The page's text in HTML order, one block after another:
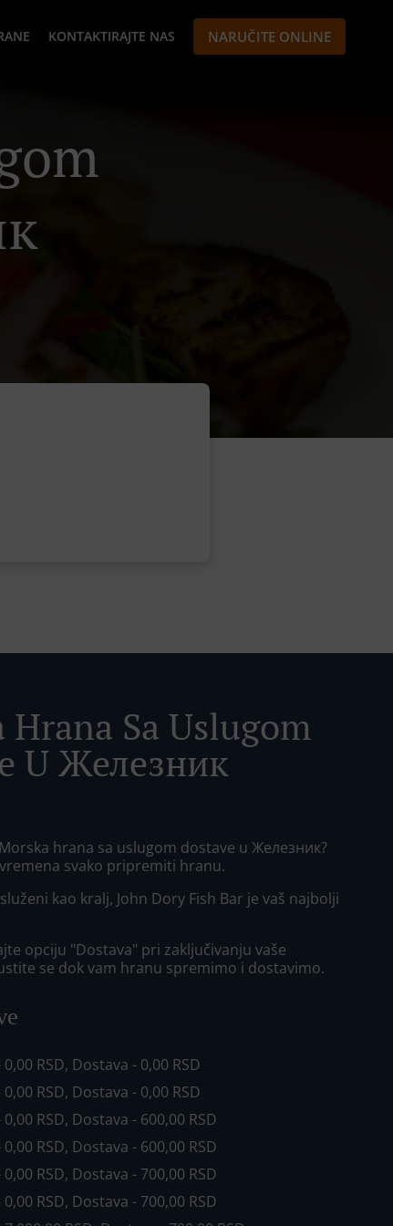
KONTAKTIRAJTE NAS NARUČITE ONLINE
Hrana Sa Uslugom
U Железник
hrana sa uslugom dostave u Железник?
svako pripremiti hranu.
kao kralj, John Dory Fish Bar je vaš najbolji
opciju "Dostava" pri zaključivanju vaše
se dok vam hranu spremimo i dostavimo.
RSD, Dostava - 0,00 RSD
RSD, Dostava - 0,00 RSD
0,00 RSD, Dostava - 600,00 RSD
0,00 RSD, Dostava - 600,00 RSD
0,00 RSD, Dostava - 700,00 RSD
0,00 RSD, Dostava - 700,00 RSD